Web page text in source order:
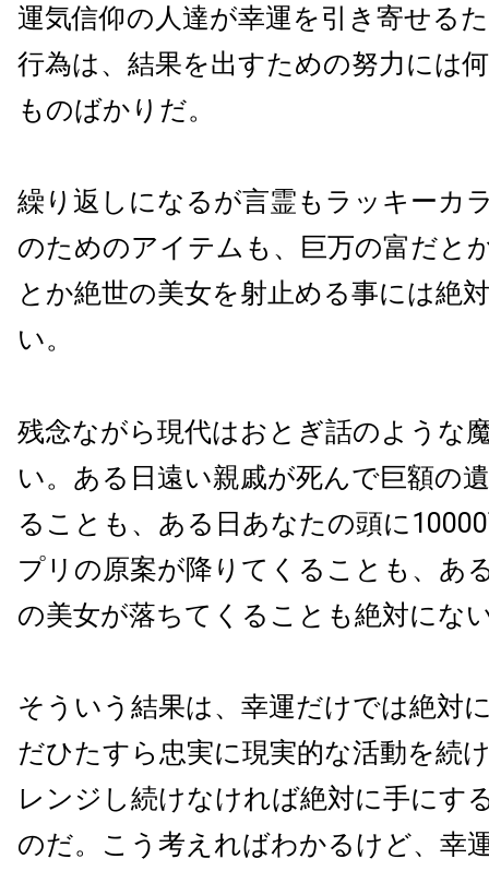
運気信仰の人達が幸運を引き寄せる
行為は、結果を出すための努力には
ものばかりだ。
繰り返しになるが言霊もラッキーカ
のためのアイテムも、
巨万の富だと
とか絶世の美女を射止める事には絶
い。
残念ながら現代はおとぎ話のような
い。ある日遠い親戚が死んで巨額の
ることも、ある日あなたの頭に
プリの原案が降りてくることも、あ
の美女が落ちてくることも絶対にな
そういう結果は、幸運だけでは絶対
だひたすら忠実に現実的な活動を続
レンジし続けなければ絶対に手にす
のだ。こう考えればわかるけど、幸